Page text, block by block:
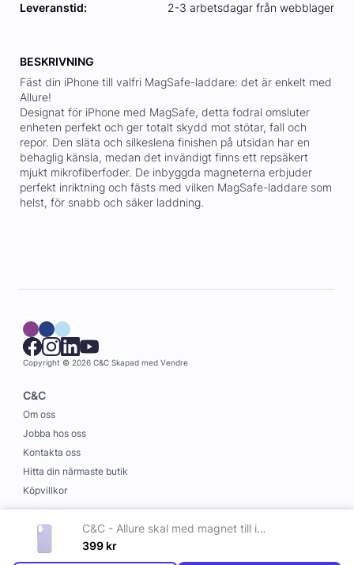
C&C - Allure skal med magnet till iPhone 16 Lila
399 kr
Leveranstid:
2-3 arbetsdagar från webblager
BESKRIVNING
Fäst din iPhone till valfri MagSafe-laddare: det är enkelt med
Allure!
Designat för iPhone med MagSafe, detta fodral omsluter
enheten perfekt och ger totalt skydd mot stötar, fall och
repor. Den släta och silkeslena finishen på utsidan har en
behaglig känsla, medan det invändigt finns ett repsäkert
mjukt mikrofiberfoder. De inbyggda magneterna erbjuder
perfekt inriktning och fästs med vilken MagSafe-laddare som
helst, för snabb och säker laddning.
Copyright © 2026 C&C Skapad med Vendre
C&C
Om oss
Jobba hos oss
Kontakta oss
Hitta din närmaste butik
Köpvillkor
Information
Leverans och betalning